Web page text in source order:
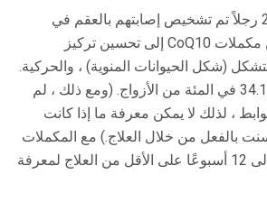
في دراسة شملت 287 رجلاً تم تشخيص إصابتهم بالعقم في
السابق ، أدت سنة من مكملات CoQ10 إلى تحسين تركيز
(شكل الحيوانات المنوية) ، والحركية.
خلال الدراسة ، تصور 34.1 في المئة من الأزواج. (ومع ذلك ، لم
، لذلك لا يمكن معرفة ما إذا كانت
بالفعل من خلال العلاج.) مع المكملات
CoQ10 ، هناك حاجة إلى 12 أسبوعًا على الأقل من العلاج لمعرفة